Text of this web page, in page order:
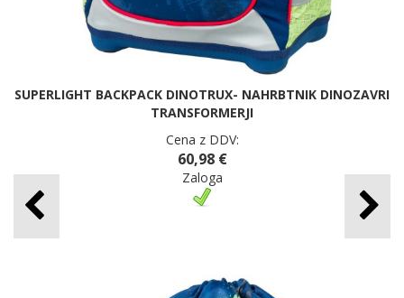
SUPERLIGHT BACKPACK DINOTRUX- NAHRBTNIK DINOZAVRI
TRANSFORMERJI
Cena z DDV:
60,98 €
Zaloga